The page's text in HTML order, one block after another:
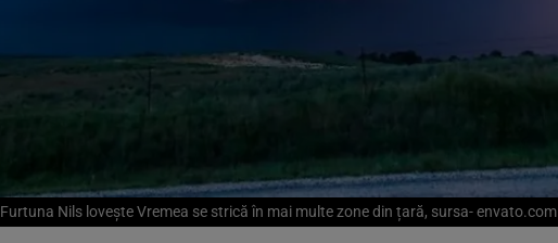
Furtuna Nils lovește Vremea se strică în mai multe zone din țară, sursa- envato.com